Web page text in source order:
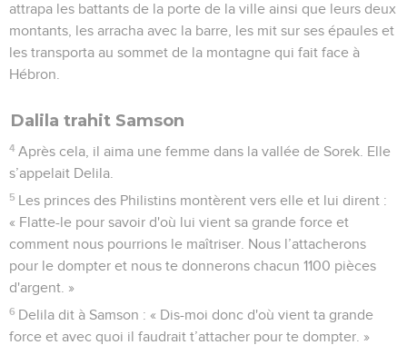
attrapa les battants de la porte de la ville ainsi que leurs deux
montants, les arracha avec la barre, les mit sur ses épaules et
les transporta au sommet de la montagne qui fait face à
Hébron.
Dalila trahit Samson
4 Après cela, il aima une femme dans la vallée de Sorek. Elle
s’appelait Delila.
5 Les princes des Philistins montèrent vers elle et lui dirent :
« Flatte-le pour savoir d'où lui vient sa grande force et
comment nous pourrions le maîtriser. Nous l’attacherons
pour le dompter et nous te donnerons chacun 1100 pièces
d'argent. »
6 Delila dit à Samson : « Dis-moi donc d'où vient ta grande
force et avec quoi il faudrait t’attacher pour te dompter. »